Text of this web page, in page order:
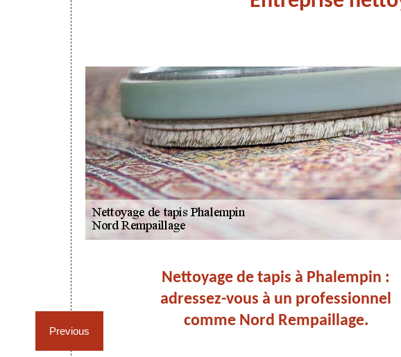
Previous
Nettoyage de tapis à Phalempin :
adressez-vous à un professionnel
comme Nord Rempaillage.